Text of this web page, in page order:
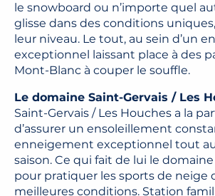
le snowboard ou n’importe quel
glisse dans des conditions
leur niveau. Le tout, au sein d’un
exceptionnel laissant place à des
Mont-Blanc à couper le souffle.
Le domaine Saint-Gervais / Les
Saint-Gervais / Les Houches a la
d’assurer un ensoleillement
enneigement exceptionnel tout
saison. Ce qui fait de lui le
pour pratiquer les sports de neige
meilleures conditions. Station